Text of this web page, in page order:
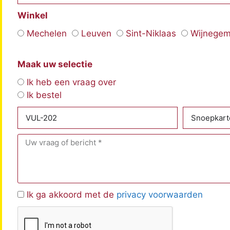
Winkel
Mechelen
Leuven Sint-Niklaas
Maak uw selectie
Ik heb een vraag over
Ik bestel
Ik ga akkoord met de privacy voorwaarden